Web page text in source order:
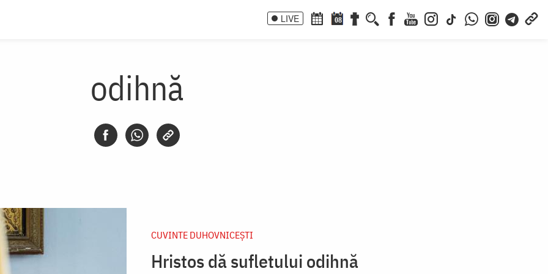
LIVE 08
odihnă
CUVINTE DUHOVNICEȘTI
Hristos dă sufletului odihnă